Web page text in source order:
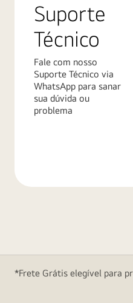
Suporte
Técnico
Fale com nosso
Suporte Técnico via
WhatsApp para sanar
sua dúvida ou
problema
*Frete Grátis elegível para